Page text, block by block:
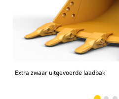
Extra zwaar uitgevoerde laadbak